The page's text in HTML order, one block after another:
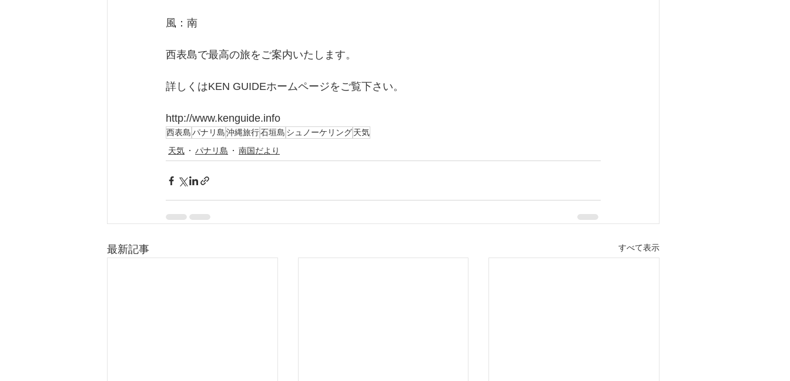
風：南
西表島で最高の旅をご案内いたします。
詳しくはKEN GUIDEホームページをご覧下さい。
http://www.kenguide.info
西表島パナリ島沖縄旅行石垣島 シュノーケリング天気
天気
パナリ島 南国だより
最新記事 すべて表示